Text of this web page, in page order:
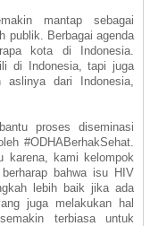
mantap sebagai
publik. Berbagai agenda
kota di Indonesia.
di Indonesia, tapi juga
aslinya dari Indonesia,
proses diseminasi
#ODHABerhakSehat.
karena, kami kelompok
bahwa isu HIV
lebih baik jika ada
juga melakukan hal
terbiasa untuk